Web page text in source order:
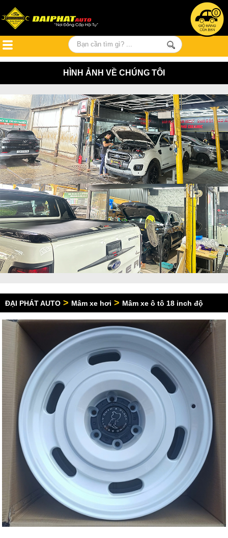
0
HÌNH ẢNH VỀ CHÚNG TÔI
ĐẠI PHÁT AUTO > Mâm xe hơi > Mâm xe ô tô 18 inch độ